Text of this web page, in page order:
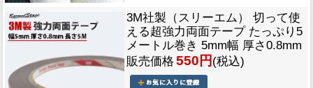
3M社製（スリーエム） 切って使
える超強力両面テープ たっぷり5
メートル巻き 5mm幅 厚さ0.8mm
販売価格 550円 (税込)